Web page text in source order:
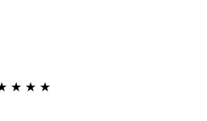
★ ★ ★